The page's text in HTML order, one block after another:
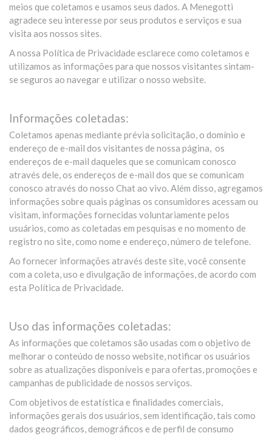
meios que coletamos e usamos seus dados. A Menegotti
agradece seu interesse por seus produtos e serviços e sua
visita aos nossos sites.
A nossa Política de Privacidade esclarece como coletamos e
utilizamos as informações para que nossos visitantes sintam-
se seguros ao navegar e utilizar o nosso website.
Informações coletadas:
Coletamos apenas mediante prévia solicitação, o domínio e
endereço de e-mail dos visitantes de nossa página, os
endereços de e-mail daqueles que se comunicam conosco
através dele, os endereços de e-mail dos que se comunicam
conosco através do nosso Chat ao vivo. Além disso, agregamos
informações sobre quais páginas os consumidores acessam ou
visitam, informações fornecidas voluntariamente pelos
usuários, como as coletadas em pesquisas e no momento de
registro no site, como nome e endereço, número de telefone.
Ao fornecer informações através deste site, você consente
com a coleta, uso e divulgação de informações, de acordo com
esta Política de Privacidade.
Uso das informações coletadas:
As informações que coletamos são usadas com o objetivo de
melhorar o conteúdo de nosso website, notificar os usuários
sobre as atualizações disponíveis e para ofertas, promoções e
campanhas de publicidade de nossos serviços.
Com objetivos de estatística e finalidades comerciais,
informações gerais dos usuários, sem identificação, tais como
dados geográficos, demográficos e de perfil de consumo